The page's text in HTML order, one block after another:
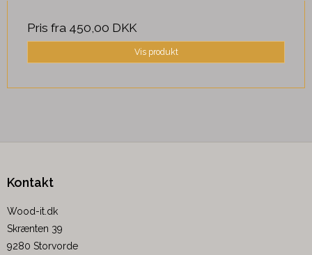
Pris fra 450,00 DKK
Vis produkt
Kontakt
Wood-it.dk
Skrænten 39
9280 Storvorde